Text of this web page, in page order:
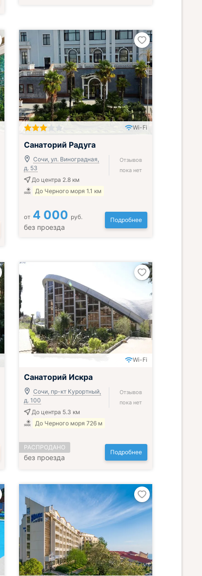
Wi-Fi
Санаторий Радуга
Сочи, ул. Виноградная,
д. 53
До центра 2.8 км
До Черного моря 1.1 км
Отзывов
пока нет
от 4 000 руб.
без проезда
Подробнее
Wi-Fi
Санаторий Искра
Сочи, пр-кт Курортный,
д. 100
До центра 5.3 км
До Черного моря 726 м
Отзывов
пока нет
РАСПРОДАНО
без проезда
Подробнее